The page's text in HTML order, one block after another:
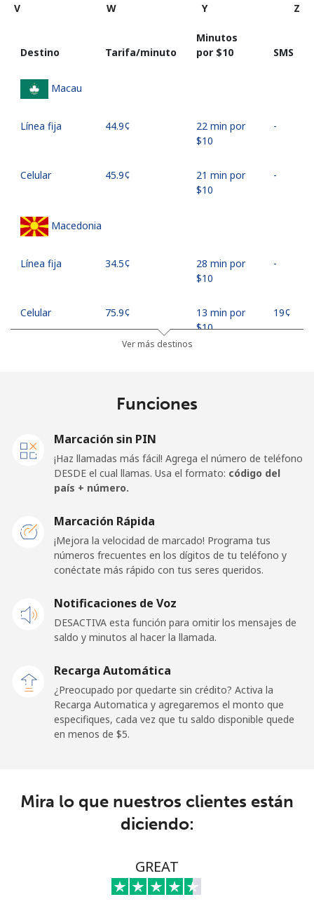
V
W Y Z
Destino Tarifa/minuto
Minutos
por ⁦$10⁩
SMS
Macau
Línea fija ⁦44.9¢⁩
22 min por
⁦$10⁩
-
Celular ⁦45.9¢⁩
21 min por
⁦$10⁩
-
Macedonia
Línea fija ⁦34.5¢⁩
28 min por
⁦$10⁩
-
Celular ⁦75.9¢⁩
13 min por
⁦$10⁩
⁦19¢⁩
⁦119.5¢⁩
8 min por
Celular
⁦$10⁩
Línea fija ⁦84.5¢⁩
11 min por
⁦$10⁩
Malaysia
Línea fija ⁦1.9¢⁩
⁦$10⁩
⁦1.9¢⁩
526 min por
-
⁦$10⁩
Ver más destinos
Funciones
Marcación sin PIN
¡Haz llamadas más fácil! Agrega el número de teléfono
DESDE el cual llamas. Usa el formato: código del
país + número.
Marcación Rápida
¡Mejora la velocidad de marcado! Programa tus
números frecuentes en los dígitos de tu teléfono y
conéctate más rápido con tus seres queridos.
Notificaciones de Voz
DESACTIVA esta función para omitir los mensajes de
saldo y minutos al hacer la llamada.
Recarga Automática
¿Preocupado por quedarte sin crédito? Activa la
Recarga Automatica y agregaremos el monto que
especifiques, cada vez que tu saldo disponible quede
en menos de ⁦$5⁩.
Mira lo que nuestros clientes están
diciendo:
GREAT